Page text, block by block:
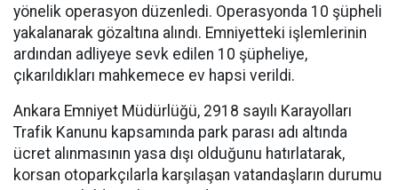
yönelik operasyon düzenledi. Operasyonda 10 şüpheli
yakalanarak gözaltına alındı. Emniyetteki işlemlerinin
ardından adliyeye sevk edilen 10 şüpheliye,
çıkarıldıkları mahkemece ev hapsi verildi.
Ankara Emniyet Müdürlüğü, 2918 sayılı Karayolları
Trafik Kanunu kapsamında park parası adı altında
ücret alınmasının yasa dışı olduğunu hatırlatarak,
korsan otoparkçılarla karşılaşan vatandaşların durumu